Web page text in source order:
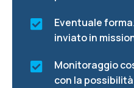
Eventuale
inviato in
Monitoraggio
con la